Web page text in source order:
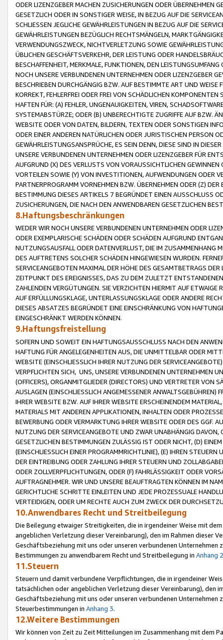
ODER LIZENZGEBER MACHEN ZUSICHERUNGEN ODER ÜBERNEHMEN
GESETZLICH ODER IN SONSTIGER WEISE, IN BEZUG AUF DIE
SCHLIESSEN JEGLICHE GEWÄHRLEISTUNGEN IN BEZUG AUF DIE
GEWÄHRLEISTUNGEN BEZÜGLICH RECHTSMÄNGELN,
VERWENDUNGSZWECK, NICHTVERLETZUNG SOWIE
ÜBLICHEN GESCHÄFTSVERKEHR, DER LEISTUNG ODER
BESCHAFFENHEIT, MERKMALE, FUNKTIONEN, DEN
NOCH UNSERE VERBUNDENEN UNTERNEHMEN ODER LIZENZGEBER
BESCHRIEBEN DURCHGÄNGIG BZW. AUF BESTIMMTE ART UND
KORREKT, FEHLERFREI ODER FREI VON SCHÄDLICHEN
HAFTEN FÜR: (A) FEHLER, UNGENAUIGKEITEN, VIREN,
SYSTEMABSTÜRZE; ODER (B) UNBERECHTIGTE ZUGRIFFE AUF BZW.
WEBSITE ODER VON DATEN, BILDERN, TEXTEN ODER SONSTIGEN
ODER EINER ANDEREN NATÜRLICHEN ODER JURISTISCHEN PERSON
GEWÄHRLEISTUNGSANSPRÜCHE, ES SEIN DENN, DIESE SIND IN
UNSERE VERBUNDENEN UNTERNEHMEN ODER LIZENZGEBER FÜR
AUFGRUND (X) DES VERLUSTS VON VORAUSSICHTLICHEN
VORTEILEN SOWIE (Y) VON INVESTITIONEN, AUFWENDUNGEN ODER
PARTNERPROGRAMM VORNEHMEN BZW. ÜBERNEHMEN ODER (Z)
BESTIMMUNG DIESES ARTIKELS 7 BEGRÜNDET EINEN AUSSCHLUSS
ZUSICHERUNGEN, DIE NACH DEN ANWENDBAREN GESETZLICHEN
8.Haftungsbeschränkungen
WEDER WIR NOCH UNSERE VERBUNDENEN UNTERNEHMEN ODER
ODER EXEMPLARISCHE SCHÄDEN ODER SCHÄDEN AUFGRUND
NUTZUNGSAUSFALL ODER DATENVERLUST, DIE IM ZUSAMMENHANG
DES AUFTRETENS SOLCHER SCHÄDEN HINGEWIESEN WURDEN.
SERVICEANGEBOTEN MAXIMAL DER HÖHE DES GESAMTBETRAGS
ZEITPUNKT DES EREIGNISSES, DAS ZU DEM ZULETZT
ZAHLENDEN VERGÜTUNGEN. SIE VERZICHTEN HIERMIT AUF
AUF ERFÜLLUNGSKLAGE, UNTERLASSUNGSKLAGE ODER ANDERE
DIESES ABSATZES BEGRÜNDET EINE EINSCHRÄNKUNG VON
EINGESCHRÄNKT WERDEN KÖNNEN.
9.Haftungsfreistellung
SOFERN UND SOWEIT EIN HAFTUNGSAUSSCHLUSS NACH DEN
HAFTUNG FÜR ANGELEGENHEITEN AUS, DIE UNMITTELBAR ODER
WEBSITE (EINSCHLIESSLICH IHRER NUTZUNG DER
VERPFLICHTEN SICH, UNS, UNSERE VERBUNDENEN UNTERNEHMEN
(OFFICERS), ORGANMITGLIEDER (DIRECTORS) UND VERTRETER VON
AUSLAGEN (EINSCHLIESSLICH ANGEMESSENER
IHRER WEBSITE BZW. AUF IHRER WEBSITE ERSCHEINENDEM
MATERIALS MIT ANDEREN APPLIKATIONEN, INHALTEN ODER
BEWERBUNG ODER VERMARKTUNG IHRER WEBSITE ODER DES GGF.
NUTZUNG DER SERVICEANGEBOTE UND ZWAR UNABHÄNGIG
GESETZLICHEN BESTIMMUNGEN ZULÄSSIG IST ODER NICHT, (D)
(EINSCHLIESSLICH EINER PROGRAMMRICHTLINIE), (E) IHREN
DER EINTREIBUNG ODER ZAHLUNG IHRER STEUERN UND
ODER ZOLLVERPFLICHTUNGEN, ODER (F) FAHRLÄSSIGKEIT ODER
AUFTRAGNEHMER. WIR UND UNSERE BEAUFTRAGTEN KÖNNEN IM
GERICHTLICHE SCHRITTE EINLEITEN UND JEDE PROZESSUALE
VERTEIDIGEN, ODER UM RECHTE AUCH ZUM ZWECK DER
10.Anwendbares Recht und Streitbeilegung
Die Beilegung etwaiger Streitigkeiten, die in irgendeiner Weise mit
angeblichen Verletzung dieser Vereinbarung), den im Rahmen dieser
Geschäftsbeziehung mit uns oder unseren verbundenen
Bestimmungen zu anwendbarem Recht und Streitbeilegung in Anhang 2
11.Steuern
Steuern und damit verbundene Verpflichtungen, die in irgendeiner
tatsächlichen oder angeblichen Verletzung dieser Vereinbarung), den
Geschäftsbeziehung mit uns oder unseren verbundenen
Steuerbestimmungen in Anhang 3.
12.Weitere Bestimmungen
Wir können von Zeit zu Zeit Mitteilungen im Zusammenhang mit dem